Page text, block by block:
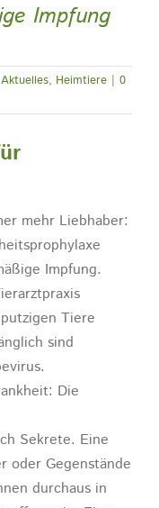
Impfung
Aktuelles, Heimtiere | 0
mehr Liebhaber:
Impfung.
Tiere
sind
Die
Sekrete. Eine
oder Gegenstände
durchaus in